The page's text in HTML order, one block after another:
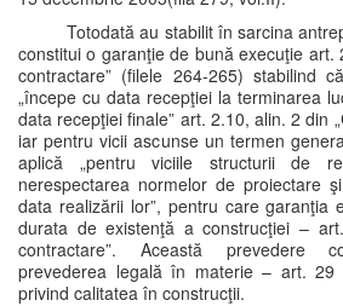
Totodată au stabilit în sarcina
constitui o garanţie de bună execuţie art.
contractare” (filele 264-265) stabilind
„începe cu data recepţiei la terminarea
data recepţiei finale” art. 2.10, alin. 2 din
iar pentru vicii ascunse un termen
aplică „pentru viciile structurii de
nerespectarea normelor de proiectare
data realizării lor”, pentru care garanţia
durata de existenţă a construcţiei –
contractare”. Această prevedere
prevederea legală în materie – art. 29
privind calitatea în construcţii.